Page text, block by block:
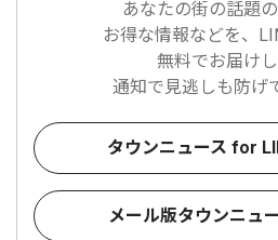
あなたの街の話題
お得な情報などを、
無料でお届けし
通知で見逃しも防げ
タウンニュース for
メール版タウンニュ